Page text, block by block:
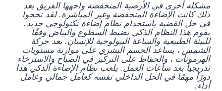
مشكلة أخرى في الأرضية المنخفضة واجهها الفريق بعد
ذلك كانت الإضاءة المنخفضة وغير المباشرة. لقد نجحوا
في حل القضية باستخدام نظام إضاءة تكنولوجي جديد.
يقوم هذا النظام الذكي بضبط السطوع والبياض وفقًا
للبيئة الطبيعية والساعة البيولوجية للإنسان. بعد حركة
الشمس ، يساعد الجسم البشري على موازنة مستويات
الهرمونات ، والحفاظ على التركيز في الصباح والاسترخاء
تدريجياً بعد ساعات العمل. يلعب نظام الإضاءة الذكي هذا
دورًا مهمًا في الحل الداخلي نفسه كعامل جمالي وعامل
أداء.